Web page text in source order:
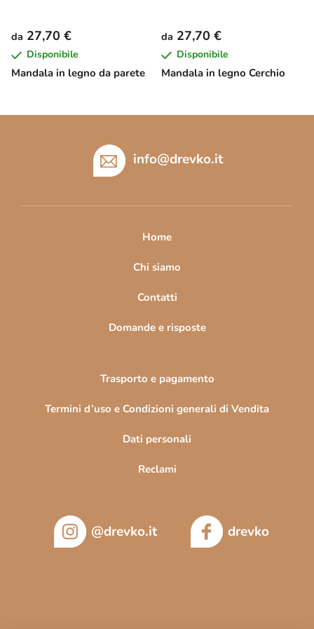
Mandala in legno da parete
da 27,70 €
Disponibile
Mandala in legno Cerchio
da 27,70 €
Disponibile
info@drevko.it
Home
Chi siamo
Contatti
Domande e risposte
Trasporto e pagamento
Termini d’uso e Condizioni generali di Vendita
Dati personali
Reclami
@drevko.it drevko